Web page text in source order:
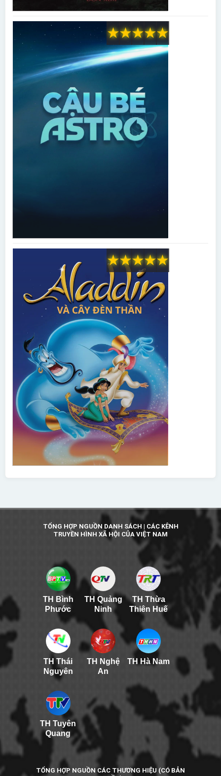
★
★
★
★
★
★
★
★
★
★
TỔNG HỢP NGUỒN DANH SÁCH | CÁC KÊNH
TRUYỀN HÌNH XÃ HỘI CỦA VIỆT NAM
TH Bình
Phước
TH Quảng
Ninh
TH Thừa
Thiên Huế
TH Thái
Nguyên
TH Nghệ
An
TH Hà Nam
TH Tuyên
Quang
TỔNG HỢP NGUỒN CÁC THƯƠNG HIỆU (CÓ BẢN